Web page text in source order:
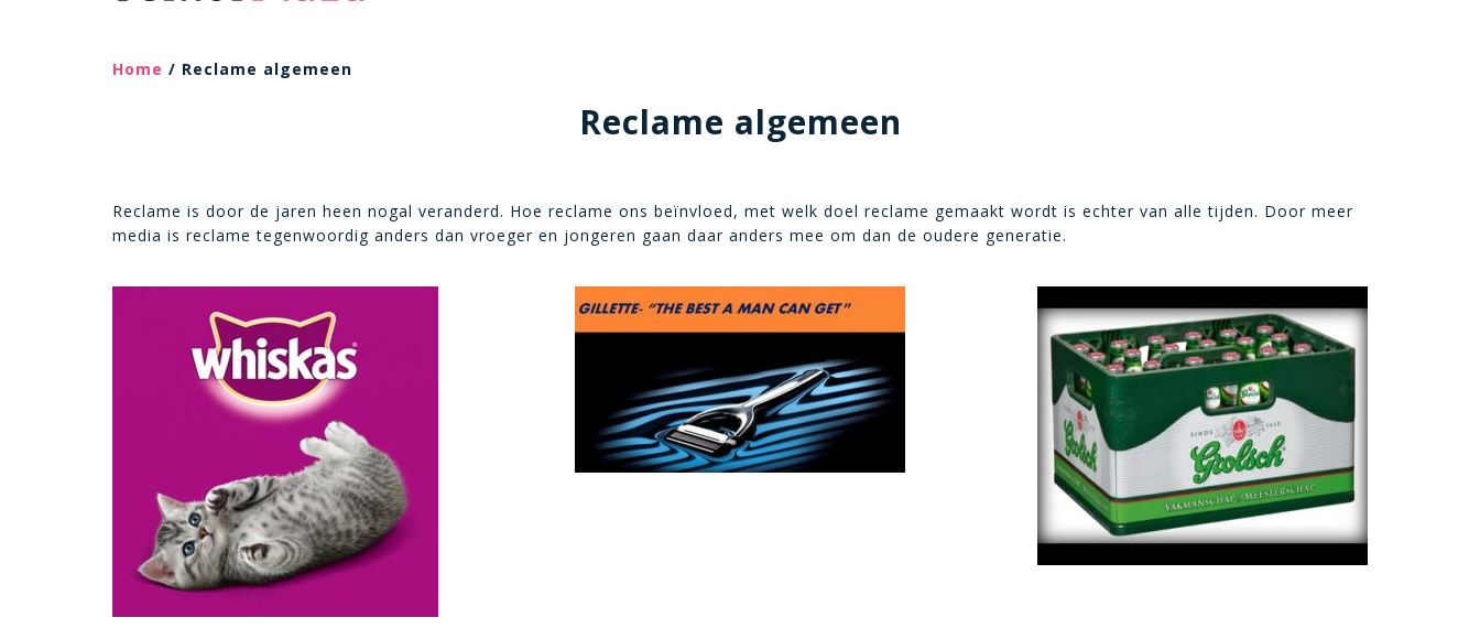
Home / Reclame algemeen
Reclame algemeen
Reclame is door de jaren heen nogal veranderd. Hoe reclame ons beïnvloed, met welk doel reclame gemaakt wordt is echter van alle tijden. Door meer
media is reclame tegenwoordig anders dan vroeger en jongeren gaan daar anders mee om dan de oudere generatie.